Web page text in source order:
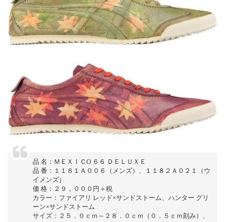
品 名：ＭＥＸＩＣO ６６ ＤＥＬＵＸＥ
品 番：１１８１Ａ００６（メンズ）、１１８２Ａ０２１（ウ
イメンズ）
価 格：２９，０００円＋税
カラー：ファイアリ レッド×サンドストーム、ハンター グリ
ーン×サンドストーム
サイズ：２５．０ｃｍ～２８．０ｃｍ（０．５ｃｍ刻み）、